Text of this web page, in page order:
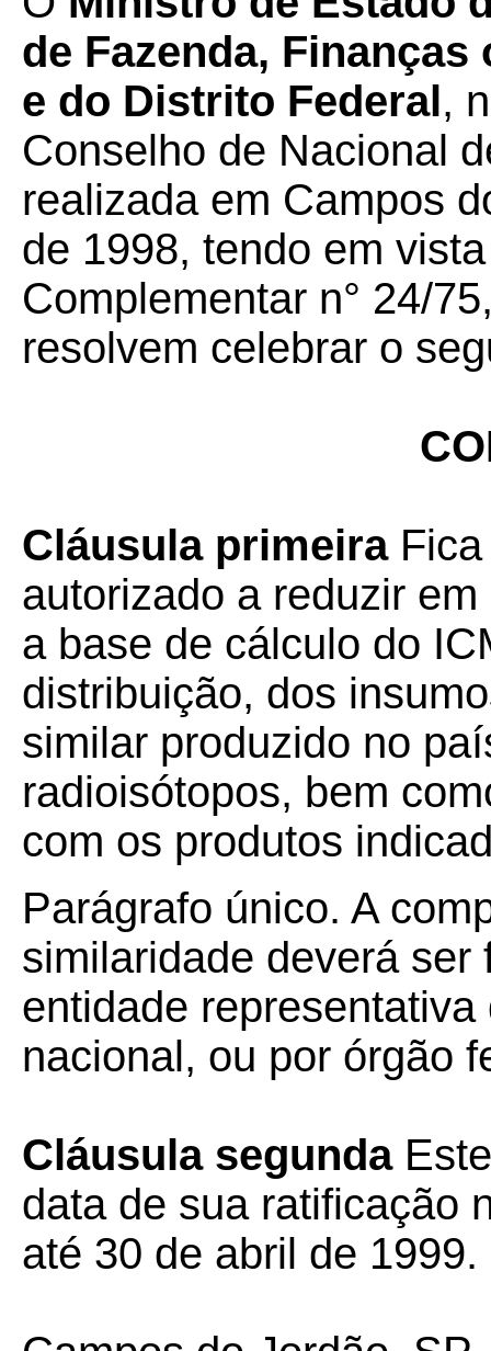
de Fazenda,
e do Distrito Federal,
Conselho de Nacional
realizada em Campos
de 1998, tendo em
Complementar n° 24/75
resolvem celebrar o
Cláusula primeiraFica
autorizado a reduzir
a base de cálculo do
distribuição, dos
similar produzido no
radioisótopos, bem
com os produtos
Parágrafo único. A
similaridade deverá
entidade
nacional, ou por órgão
Cláusula segunda
data de sua ratificação
até 30 de abril de 1999.